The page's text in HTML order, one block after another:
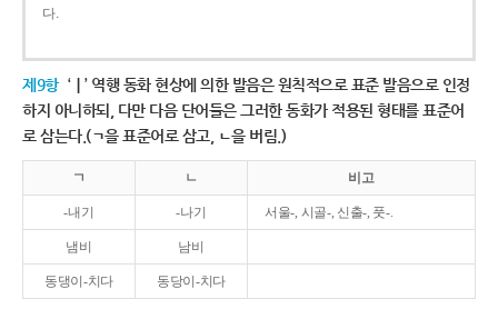
다.
제9항 ‘ㅣ’ 역행 동화 현상에 의한 발음은 원칙적으로 표준 발음으로 인정
하지 아니하되, 다만 다음 단어들은 그러한 동화가 적용된 형태를 표준어
로 삼는다.(ㄱ을 표준어로 삼고, ㄴ을 버림.)
ㄱ ㄴ 비고
-내기 -나기 서울-, 시골-, 신출-, 풋-.
냄비 남비
동댕이-치다 동당이-치다